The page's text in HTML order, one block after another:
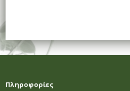
Πληροφορίες